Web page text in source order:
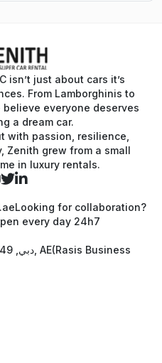
isn’t just about cars it’s
From Lamborghinis to
believe everyone deserves
a dream car.
with passion, resilience,
grew from a small
in luxury rentals.
Looking for collaboration?
every day 24h7